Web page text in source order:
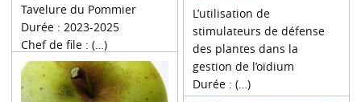
Tavelure du Pommier
Durée : 2023-2025
Chef de file : (…)
L’utilisation de
stimulateurs de défense
des plantes dans la
gestion de l’oïdium
Durée : (…)